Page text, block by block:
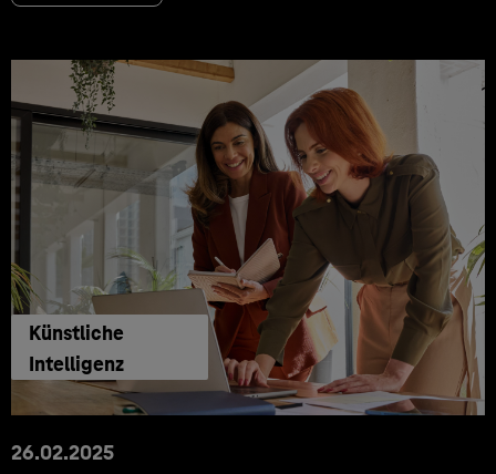
Künstliche
Intelligenz
26.02.2025